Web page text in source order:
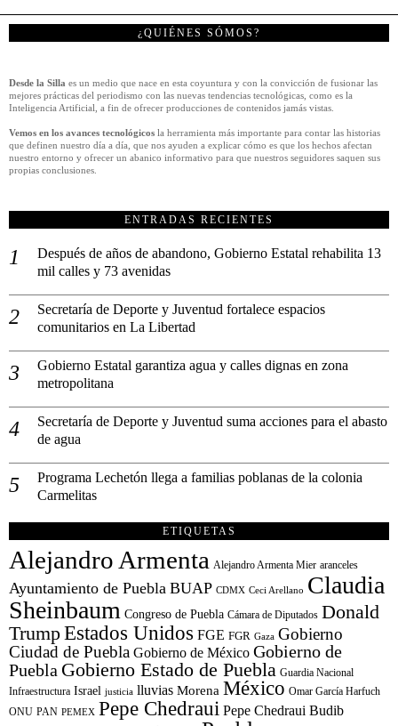
¿QUIÉNES SÓMOS?
Desde la Silla es un medio que nace en esta coyuntura y con la convicción de fusionar las
mejores prácticas del periodismo con las nuevas tendencias tecnológicas, como es la
Inteligencia Artificial, a fin de ofrecer producciones de contenidos jamás vistas.
Vemos en los avances tecnológicos la herramienta más importante para contar las historias
que definen nuestro día a día, que nos ayuden a explicar cómo es que los hechos afectan
nuestro entorno y ofrecer un abanico informativo para que nuestros seguidores saquen sus
propias conclusiones.
ENTRADAS RECIENTES
Después de años de abandono, Gobierno Estatal rehabilita 13
mil calles y 73 avenidas
Secretaría de Deporte y Juventud fortalece espacios
comunitarios en La Libertad
Gobierno Estatal garantiza agua y calles dignas en zona
metropolitana
Secretaría de Deporte y Juventud suma acciones para el abasto
de agua
Programa Lechetón llega a familias poblanas de la colonia
Carmelitas
ETIQUETAS
Alejandro Armenta Alejandro Armenta Mier aranceles
Ayuntamiento de Puebla BUAP CDMX Ceci Arellano Claudia
Sheinbaum Congreso de Puebla Cámara de Diputados Donald
TrumpEstados Unidos FGE FGR Gaza Gobierno
Ciudad de Puebla Gobierno de México Gobierno de
Puebla Gobierno Estado de Puebla Guardia Nacional
Infraestructura Israel justicia lluvias Morena México Omar García Harfuch
ONU PAN PEMEX Pepe Chedraui Pepe Chedraui Budib